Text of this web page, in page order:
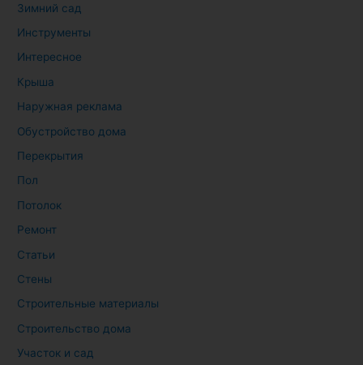
Зимний сад
Инструменты
Интересное
Крыша
Наружная реклама
Обустройство дома
Перекрытия
Пол
Потолок
Ремонт
Статьи
Стены
Строительные материалы
Строительство дома
Участок и сад